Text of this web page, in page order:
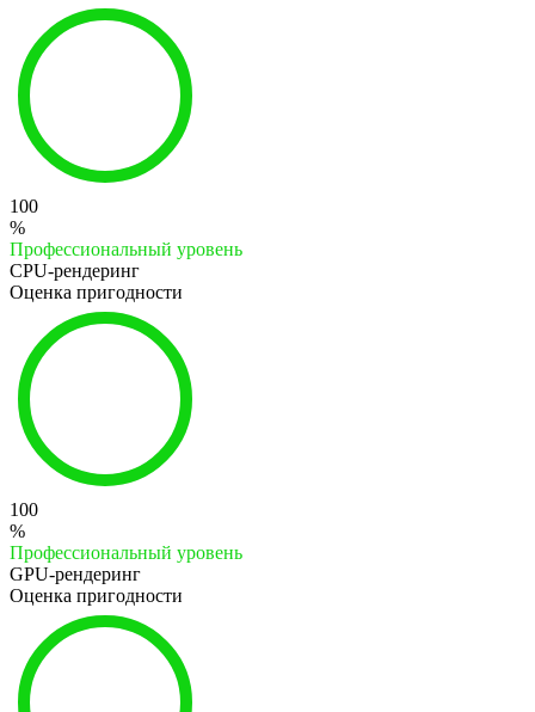
100
%
Профессиональный уровень
CPU-рендеринг
Оценка пригодности
100
%
Профессиональный уровень
GPU-рендеринг
Оценка пригодности